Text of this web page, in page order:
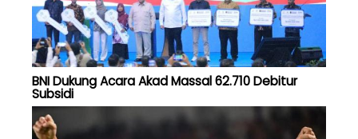
BNI Dukung Acara Akad Massal 62.710 Debitur
Subsidi